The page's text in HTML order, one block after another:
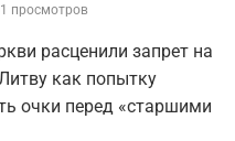
просмотров
расценили запрет на
как попытку
очки перед «старшими